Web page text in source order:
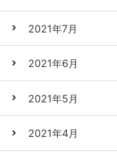
2021年7月
2021年6月
2021年5月
2021年4月